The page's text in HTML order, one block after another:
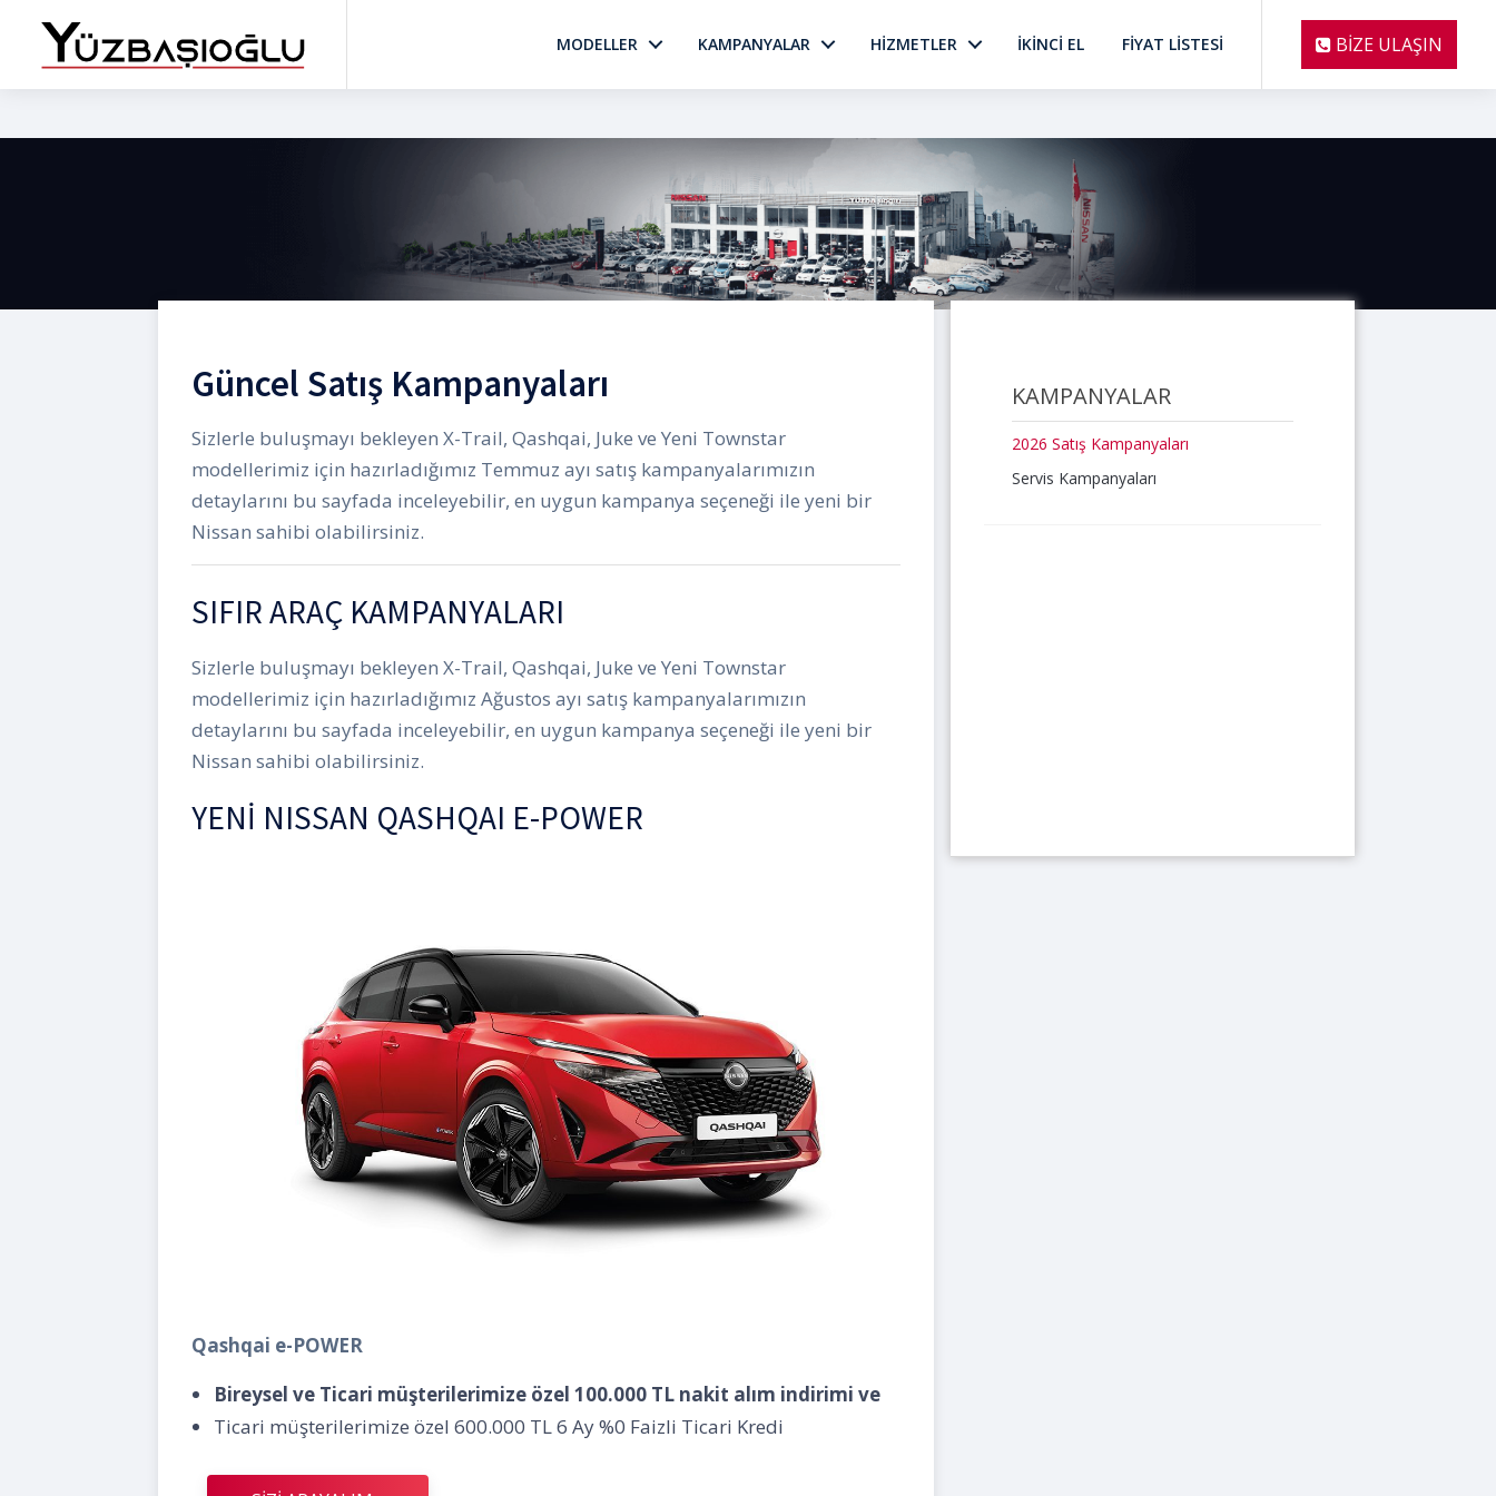
BİZE ULAŞIN
MODELLER KAMPANYALAR HİZMETLER İKİNCİ EL FIYAT LISTESI
Güncel Satış Kampanyaları
Sizlerle buluşmayı bekleyen X-Trail, Qashqai, Juke ve Yeni Townstar
modellerimiz için hazırladığımız Temmuz ayı satış kampanyalarımızın
detaylarını bu sayfada inceleyebilir, en uygun kampanya seçeneği ile yeni bir
Nissan sahibi olabilirsiniz.
SIFIR ARAÇ KAMPANYALARI
Sizlerle buluşmayı bekleyen X-Trail, Qashqai, Juke ve Yeni Townstar
modellerimiz için hazırladığımız Ağustos ayı satış kampanyalarımızın
detaylarını bu sayfada inceleyebilir, en uygun kampanya seçeneği ile yeni bir
Nissan sahibi olabilirsiniz.
YENİ NISSAN QASHQAI E-POWER
Qashqai e-POWER
Bireysel ve Ticari müşterilerimize özel 100.000 TL nakit alım indirimi ve
Ticari müşterilerimize özel 600.000 TL 6 Ay %0 Faizli Ticari Kredi
KAMPANYALAR
2026 Satış Kampanyaları
Servis Kampanyaları